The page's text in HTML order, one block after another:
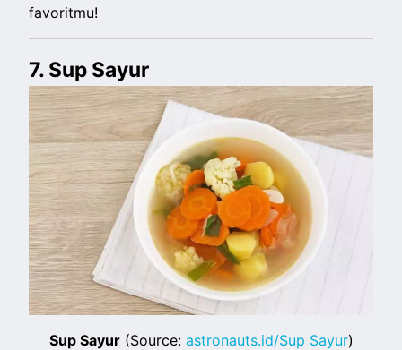
favoritmu!
7. Sup Sayur
Sup Sayur(Source: astronauts.id/Sup Sayur)